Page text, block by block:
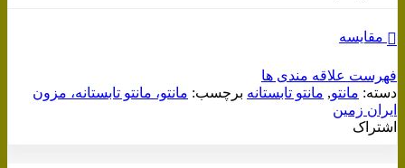
مقایسه
فهرست علاقه مندی ها
دسته: مانتو, مانتو تابستانه برچسب: مانتو، مانتو تابستانه، مزون
ایران زمین
اشتراک